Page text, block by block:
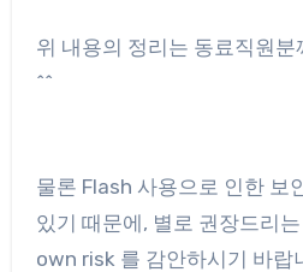
위 내용의 정리는 동료직원
^^
물론 Flash 사용으로 인한 보
있기 때문에, 별로 권장드리
own risk 를 감안하시기 바랍